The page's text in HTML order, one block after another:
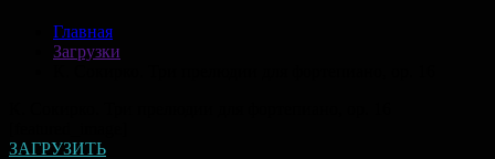
Главная
Загрузки
ЗАГРУЗИТЬ